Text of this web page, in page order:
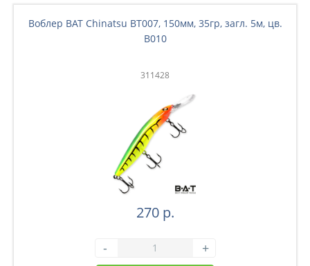
Воблер BAT Chinatsu BT007, 150мм, 35гр, загл. 5м, цв.
B010
311428
270 р.
- +